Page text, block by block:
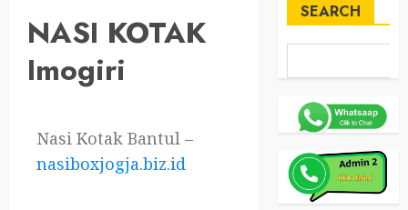
NASI KOTAK
Imogiri
Nasi Kotak Bantul –
nasiboxjogja.biz.id
SEARCH